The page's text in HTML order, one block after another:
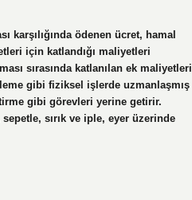
için katlandığı maliyetleri
sırasında katlanılan ek maliyetleri
gibi fiziksel işlerde uzmanlaşmış
gibi görevleri yerine getirir.
sırık ve iple, eyer üzerinde